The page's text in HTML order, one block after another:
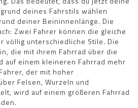
deines Fahrstils wählen
deiner Beininnenlänge. Die
Zwei Fahrer können die gleiche
völlig unterschiedliche Stile. Die
die mit ihrem Fahrrad über die
auf einem kleineren Fahrrad mehr
der mit hoher
Felsen, Wurzeln und
wird auf einem größeren Fahrrad